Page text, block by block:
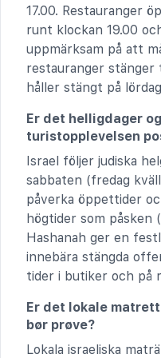
17.00. Restauranger
runt klockan 19.00
uppmärksam på att
restauranger stänger
håller stängt på
Er det helligdager
turistopplevelsen
Israel följer judiska
sabbaten (fredag
påverka öppettider
högtider som påsken
Hashanah ger en
innebära stängda
tider i butiker och på
Er det lokale
bør prøve?
Lokala israeliska